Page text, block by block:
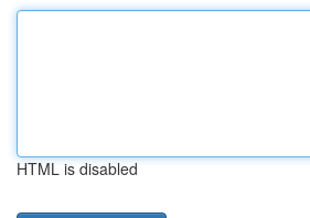
HTML is disabled